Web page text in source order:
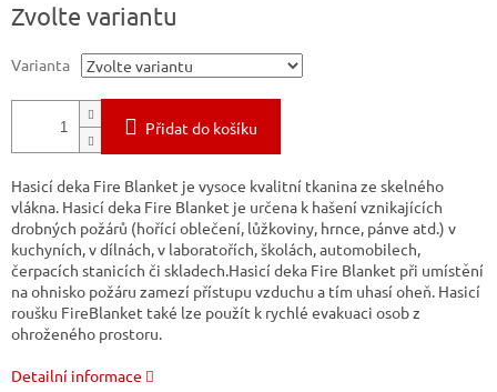
cena:
Zvolte variantu
Varianta
Přidat do košíku
Hasicí deka Fire Blanket je vysoce kvalitní tkanina ze skelného
vlákna. Hasicí deka Fire Blanket je určena k hašení vznikajících
drobných požárů (hořící oblečení, lůžkoviny, hrnce, pánve atd.) v
kuchyních, v dílnách, v laboratořích, školách, automobilech,
čerpacích stanicích či skladech.Hasicí deka Fire Blanket při umístění
na ohnisko požáru zamezí přístupu vzduchu a tím uhasí oheň. Hasicí
roušku FireBlanket také lze použít k rychlé evakuaci osob z
ohroženého prostoru.
Detailní informace